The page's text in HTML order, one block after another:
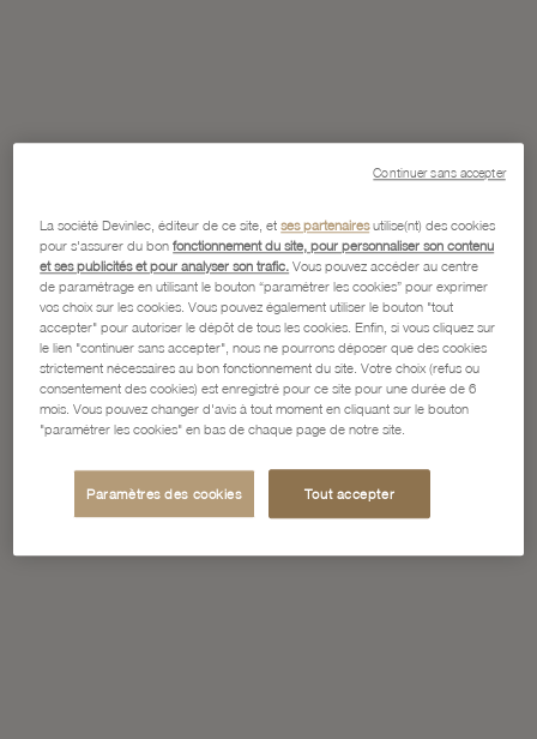
La société Devinlec, éditeur de ce site, etses partenairesutilise(nt) des cookies
pour s'assurer du bonfonctionnement du site, pour personnaliser son contenu
et ses publicités et pour analyser son trafic. Vous pouvez accéder au centre
de paramétrage en utilisant le bouton “paramétrer les cookies” pour exprimer
vos choix sur les cookies. Vous pouvez également utiliser le bouton "tout
accepter" pour autoriser le dépôt de tous les cookies. Enfin, si vous cliquez sur
le lien "continuer sans accepter", nous ne pourrons déposer que des cookies
strictement nécessaires au bon fonctionnement du site. Votre choix (refus ou
consentement des cookies) est enregistré pour ce site pour une durée de 6
mois. Vous pouvez changer d'avis à tout moment en cliquant sur le bouton
"paramétrer les cookies" en bas de chaque page de notre site.
Paramètres des cookies Tout accepter
Continuer sans accepter